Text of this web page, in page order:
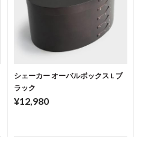
シェーカー オーバルボックス L ブ
ラック
¥12,980